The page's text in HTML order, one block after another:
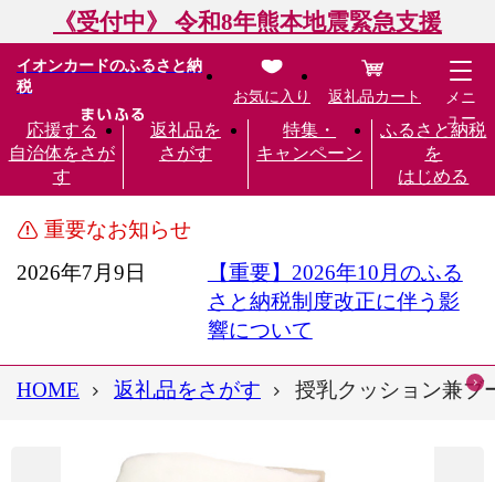
《受付中》 令和8年熊本地震緊急支援
イオンカードのふるさと納
税
応援する
自治体をさが
す
返礼品を
さがす
特集・
キャンペーン
ふるさと納税
を
はじめる
お気に入り 返礼品カート
メニ
ュー
重要なお知らせ
2026年7月9日
【重要】2026年10月のふる
さと納税制度改正に伴う影
響について
HOME 返礼品をさがす 授乳クッション兼ブ